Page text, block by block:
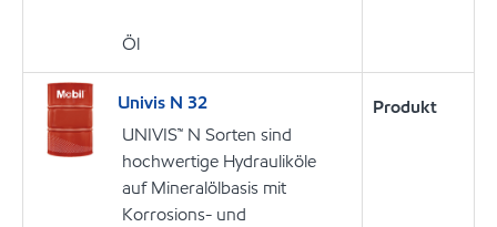
Öl
Univis N 32
UNIVIS™ N Sorten sind
hochwertige Hydrauliköle
auf Mineralölbasis mit
Korrosions- und
Produkt